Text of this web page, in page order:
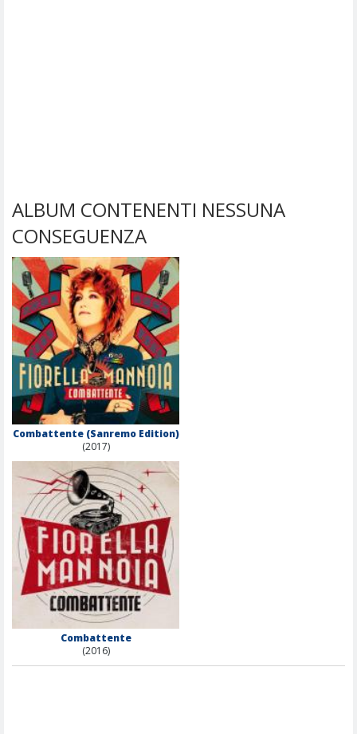
ALBUM CONTENENTI NESSUNA
CONSEGUENZA
Combattente (Sanremo Edition)
(2017)
Combattente
(2016)